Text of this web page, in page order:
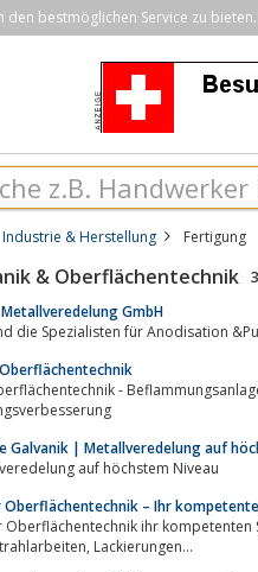
bestmöglichen Service zu
Industrie & Herstellung Fertigung
& Oberflächentechnik
GmbH
die Spezialisten für Anodisation
-
Galvanik | Metallveredelung auf
auf höchstem Niveau
Oberflächentechnik – Ihr
Oberflächentechnik ihr
Sandstrahlarbeiten, Lackierungen...